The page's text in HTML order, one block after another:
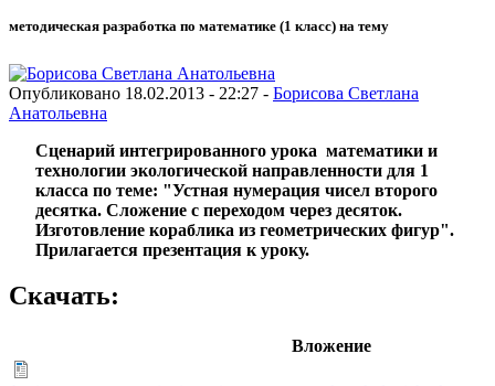
методическая разработка по математике (1 класс) на тему
Опубликовано 18.02.2013 - 22:27 - Борисова Светлана
Анатольевна
Сценарий интегрированного урока математики и
технологии экологической направленности для 1
класса по теме: "Устная нумерация чисел второго
десятка. Сложение с переходом через десяток.
Изготовление кораблика из геометрических фигур".
Прилагается презентация к уроку.
Скачать:
Вложение